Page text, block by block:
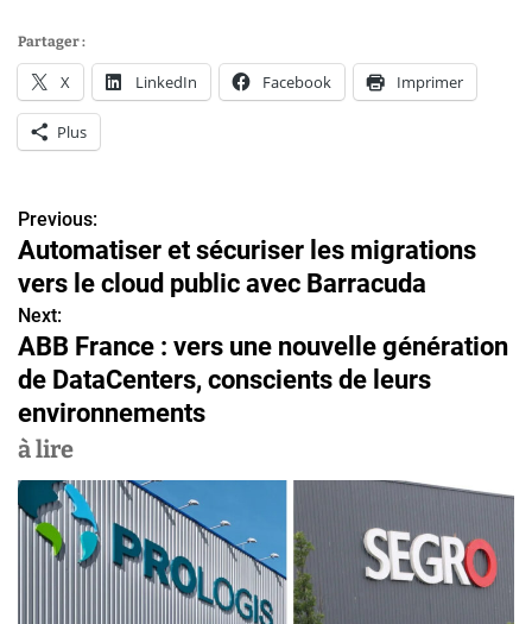
Partager :
X LinkedIn Facebook Imprimer
Plus
N
a
v
i
g
a
t
Previous:
Automatiser et sécuriser les migrations
vers le cloud public avec Barracuda
Next:
ABB France : vers une nouvelle génération
de DataCenters, conscients de leurs
environnements
à lire